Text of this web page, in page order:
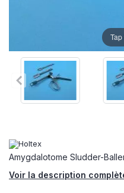
Amygdalotome Sludder-
Voir la description